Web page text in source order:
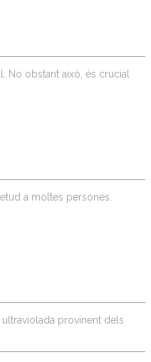
No obstant això, és crucial
a moltes persones.
ultraviolada provinent dels